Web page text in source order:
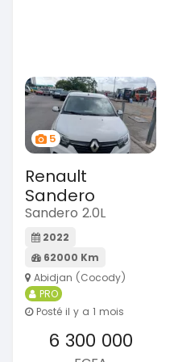
5
Renault
Sandero
Sandero 2.0L
2022
62000 Km
Abidjan (Cocody)
PRO
Posté il y a 1 mois
6 300 000